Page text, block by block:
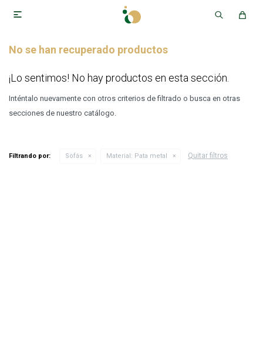

No se han recuperado productos
¡Lo sentimos! No hay productos en esta sección.
Inténtalo nuevamente con otros criterios de filtrado o busca en otras
secciones de nuestro catálogo.
Filtrando por: Sofás Material: Pata metal Quitar filtros